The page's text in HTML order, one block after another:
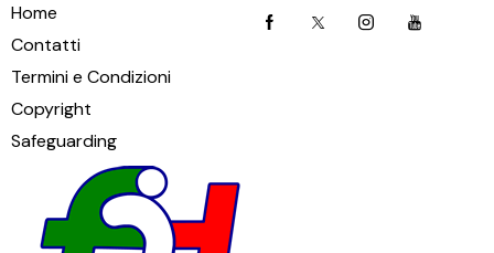
Home
Contatti
Termini e Condizioni
Copyright
Safeguarding